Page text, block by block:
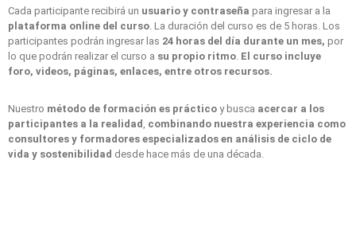
Cada participante recibirá un usuario y contraseña para ingresar a la
plataforma online del curso. La duración del curso es de 5 horas. Los
participantes podrán ingresar las 24 horas del día durante un mes, por
lo que podrán realizar el curso a su propio ritmo. El curso incluye
foro, videos, páginas, enlaces, entre otros recursos.
Nuestro método de formación es práctico y busca acercar a los
participantes a la realidad, combinando nuestra experiencia como
consultores y formadores especializados en análisis de ciclo de
vida y sostenibilidad desde hace más de una década.